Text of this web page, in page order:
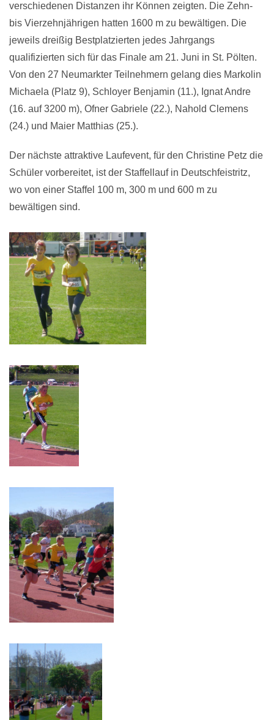
verschiedenen Distanzen ihr Können zeigten. Die Zehn-
bis Vierzehnjährigen hatten 1600 m zu bewältigen. Die
jeweils dreißig Bestplatzierten jedes Jahrgangs
qualifizierten sich für das Finale am 21. Juni in St. Pölten.
Von den 27 Neumarkter Teilnehmern gelang dies Markolin
Michaela (Platz 9), Schloyer Benjamin (11.), Ignat Andre
(16. auf 3200 m), Ofner Gabriele (22.), Nahold Clemens
(24.) und Maier Matthias (25.).
Der nächste attraktive Laufevent, für den Christine Petz die
Schüler vorbereitet, ist der Staffellauf in Deutschfeistritz,
wo von einer Staffel 100 m, 300 m und 600 m zu
bewältigen sind.